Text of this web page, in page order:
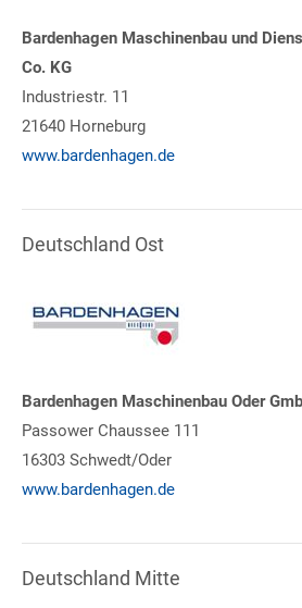
Bardenhagen Maschinenbau und
Co. KG
Industriestr. 11
21640 Horneburg
www.bardenhagen.de
Deutschland Ost
Bardenhagen Maschinenbau Oder
Passower Chaussee 111
16303 Schwedt/Oder
www.bardenhagen.de
Deutschland Mitte